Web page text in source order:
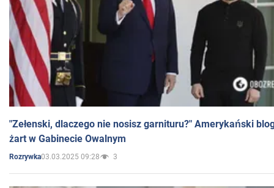
"Zełenski, dlaczego nie nosisz garnituru?" Amerykański
żart w Gabinecie Owalnym
Rozrywka03.03.2025 09:28 3